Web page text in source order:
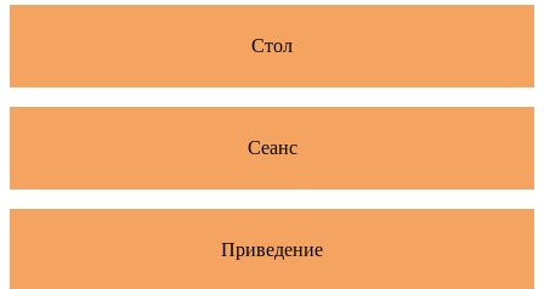
Стол
Сеанс
Приведение